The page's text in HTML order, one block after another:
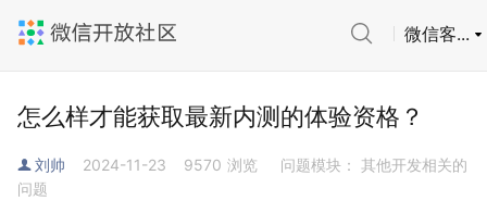
微信客...
怎么样才能获取最新内测的体验资格？
刘帅 2024-11-23 9570 浏览
问题模块： 其他开发相关的
问题